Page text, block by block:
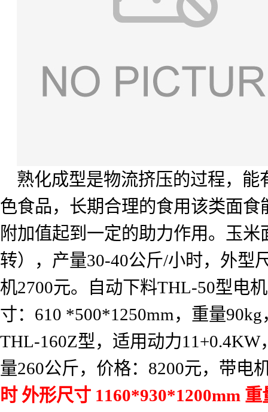
熟化成型是物流挤压的过程，
色食品，长期合理的食用该类面
附加值起到一定的助力作用。玉
转），产量30-40公斤/小时，外型
机2700元。自动下料THL-50型电
寸： 610 *500*1250mm ，重量90kg
THL-160Z型，适用动力11+0.4KW
量260公斤，价格： 8200元，带电
时 外形尺寸 1160*930*1200mm 重